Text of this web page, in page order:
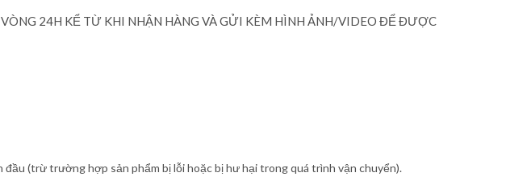
24H KỂ TỪ KHI NHẬN HÀNG VÀ GỬI KÈM HÌNH ẢNH/VIDEO ĐỂ ĐƯỢC
đầu (trừ trường hợp sản phẩm bị lỗi hoặc bị hư hại trong quá trình vận chuyển).